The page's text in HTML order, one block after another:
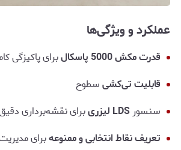
عملکرد و ویژگی‌ها
قدرت مکش 5000 پاسکال
برای پاکیزگی
قابلیت تی‌کشیسطوح
سنسور LDS لیزری
برای نقشه‌برداری
تعریف نقاط انتخابی و ممنوعهبرای